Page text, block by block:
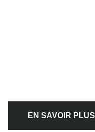
EN SAVOIR PLUS